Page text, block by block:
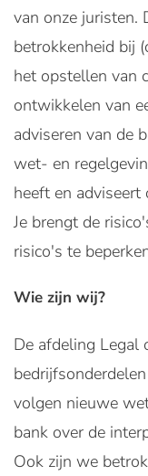
van onze juristen.
betrokkenheid bij
het opstellen van
ontwikkelen van
adviseren van de
wet- en
heeft en
Je brengt de
risico's te
Wie zijn wij?
De afdeling Legal
volgen nieuwe
bank over de
Ook zijn we